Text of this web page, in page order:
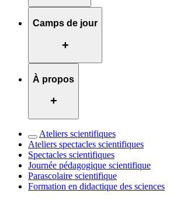
Camps de jour
+
À propos
+
Ateliers scientifiques
Ateliers spectacles scientifiques
Spectacles scientifiques
Journée pédagogique scientifique
Parascolaire scientifique
Formation en didactique des sciences